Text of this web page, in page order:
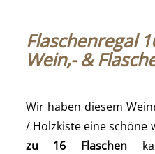
Flaschenregal
Wein,- &
Wir haben diesem
/ Holzkiste eine schöne
zu 16 Flaschen